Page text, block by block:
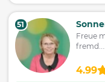
51
Freue
4.99